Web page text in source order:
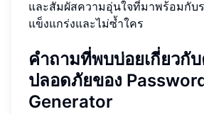
และสัมผัสความอุ่นใจที่มาพร้อมกับ
แข็งแกร่งและไม่ซ้ำใคร
คำถามที่พบบ่อยเกี่ยวกั
ปลอดภัยของ
Generator